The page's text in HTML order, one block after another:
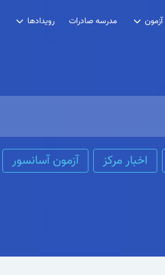
مدرسه صادرات رویدادها
اخبار مرکز آزمون آسانسور